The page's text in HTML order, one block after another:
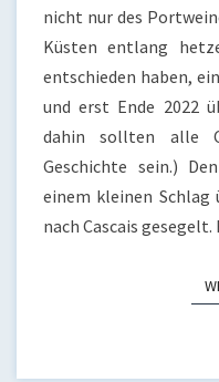
nicht nur des
Küsten entlang
entschieden haben,
und erst Ende 2022
dahin sollten alle
Geschichte sein.)
einem kleinen
nach Cascais